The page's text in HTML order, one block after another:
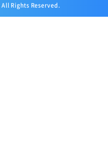
All Rights Reserved.